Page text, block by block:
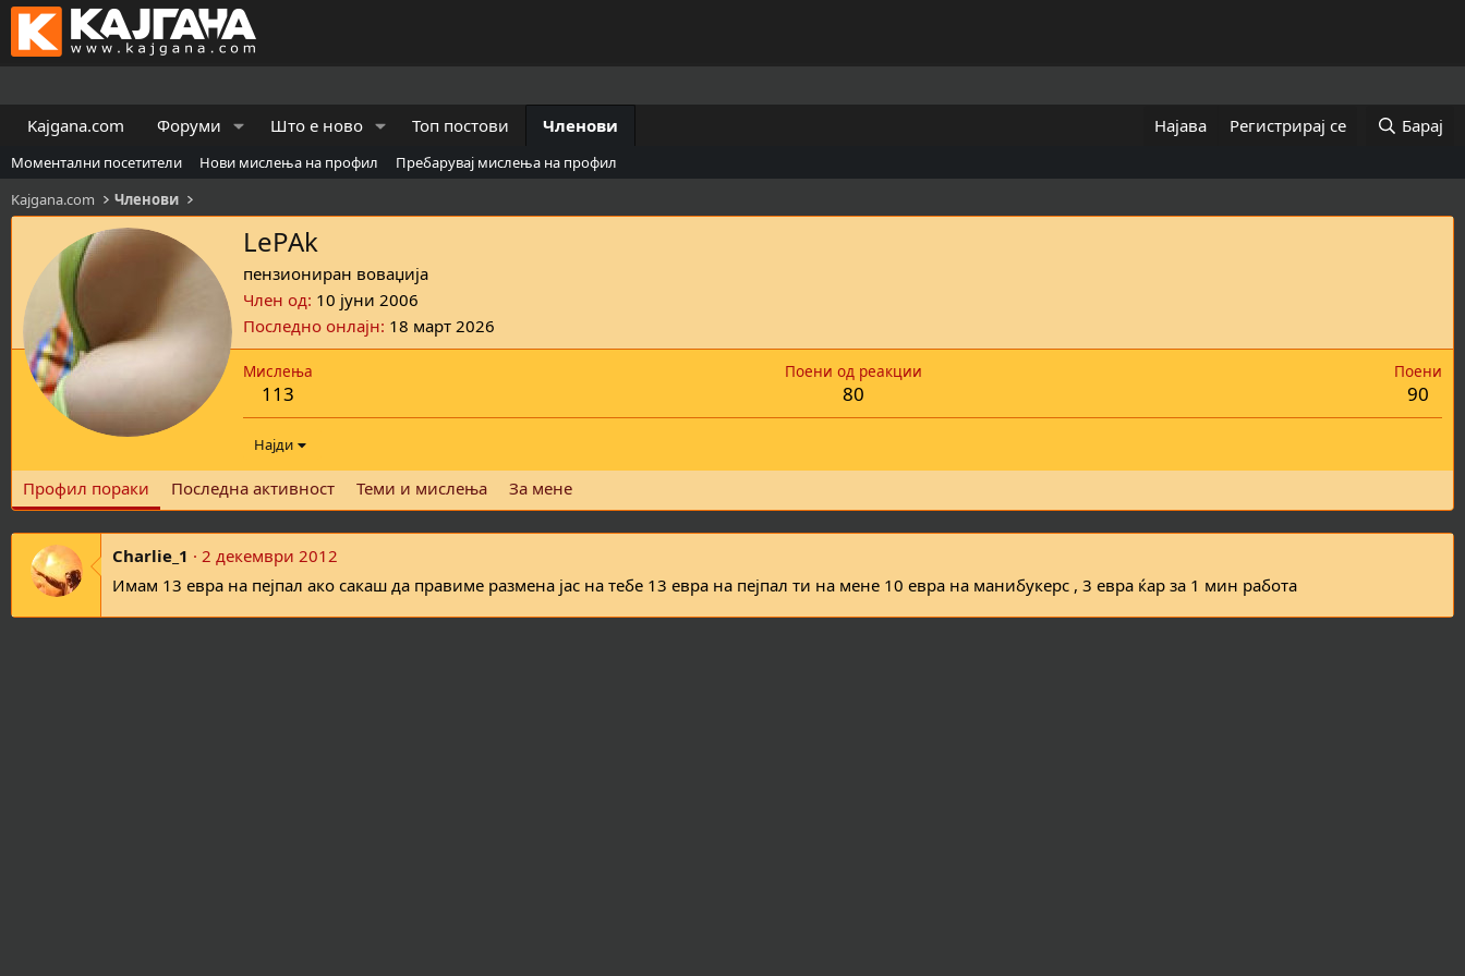
Kajgana.com Форуми Што е ново Топ постови Членови Најава Регистрирај се Барај
Моментални посетители Нови мислења на профил
Пребарувај мислења на профил
Kajgana.com
Членови
LePAk
пензиониран воваџија
Член од 10 јуни 2006
Последно онлајн 18 март 2026
Мислења
113
Поени од реакции
80
Поени
90
Најди
Профил пораки Последна активност Теми и мислења За мене
Charlie_1
2 декември 2012
Имам 13 евра на пејпал ако сакаш да правиме размена јас на тебе 13 евра на пејпал ти на мене 10 евра на манибукерс , 3 евра ќар за 1 мин работа